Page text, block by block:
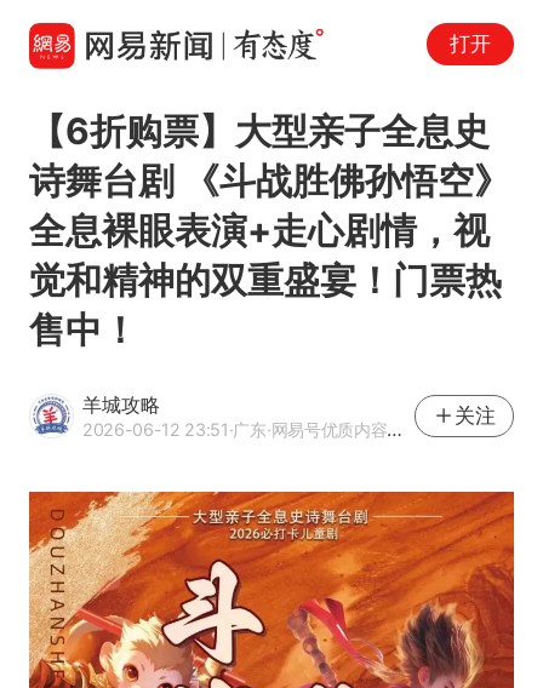
打开
【6折购票】大型亲子全息史
诗舞台剧 《斗战胜佛孙悟空》
全息裸眼表演+走心剧情，视
觉和精神的双重盛宴！门票热
售中！
羊城攻略
2026-06-12 23:51·广东·网易号优质内容创作者
关注